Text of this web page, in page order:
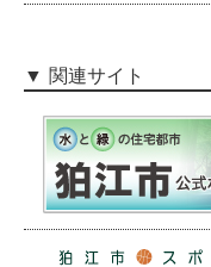
関連サイト